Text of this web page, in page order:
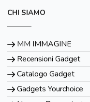
CHI SIAMO
MM IMMAGINE
Recensioni Gadget
Catalogo Gadget
Gadgets Yourchoice